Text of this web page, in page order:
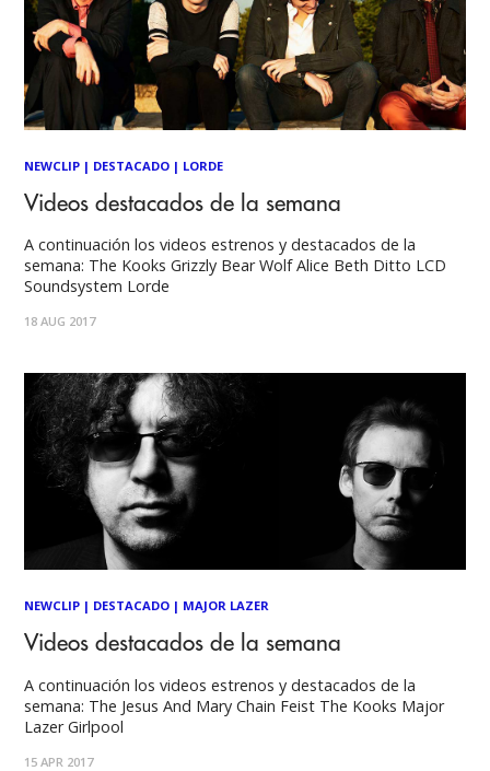
NEWCLIP | DESTACADO | LORDE
Videos destacados de la semana
A continuación los videos estrenos y destacados de la
semana: The Kooks Grizzly Bear Wolf Alice Beth Ditto LCD
Soundsystem Lorde
18 AUG 2017
NEWCLIP | DESTACADO | MAJOR LAZER
Videos destacados de la semana
A continuación los videos estrenos y destacados de la
semana: The Jesus And Mary Chain Feist The Kooks Major
Lazer Girlpool
15 APR 2017